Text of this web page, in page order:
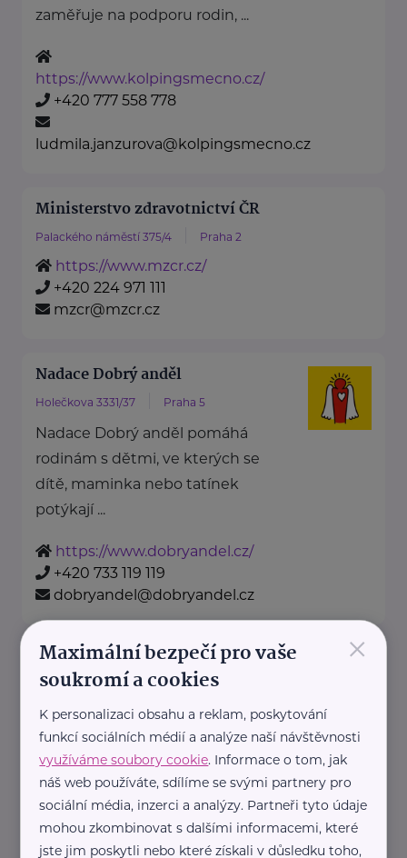
zaměřuje na podporu rodin, ...
https://www.kolpingsmecno.cz/
+420 777 558 778
ludmila.janzurova@kolpingsmecno.cz
Ministerstvo zdravotnictví ČR
Palackého náměstí 375/4 Praha 2
https://www.mzcr.cz/
+420 224 971 111
mzcr@mzcr.cz
Nadace Dobrý anděl
Holečkova 3331/37 Praha 5
Nadace Dobrý anděl pomáhá
rodinám s dětmi, ve kterých se
dítě, maminka nebo tatínek
potýkají ...
https://www.dobryandel.cz/
+420 733 119 119
dobryandel@dobryandel.cz
Nadační fond Spolu s odvahou
Žižkova 403 Mladá Boleslav
Nadační fond Spolu s odvahou
je nezisková organizace, jejímž
posláním je podporovat duševní
zdraví dětí ...
https://spolusodvahou.org/cz/
×
Maximální bezpečí pro vaše
soukromí a cookies
K personalizaci obsahu a reklam, poskytování
funkcí sociálních médií a analýze naší návštěvnosti
využíváme soubory cookie. Informace o tom, jak
náš web používáte, sdílíme se svými partnery pro
sociální média, inzerci a analýzy. Partneři tyto údaje
mohou zkombinovat s dalšími informacemi, které
jste jim poskytli nebo které získali v důsledku toho,